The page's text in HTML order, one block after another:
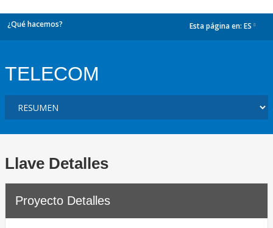
¿Qué hacemos? Esta página en: ES
TELECOM
Llave Detalles
Proyecto Detalles